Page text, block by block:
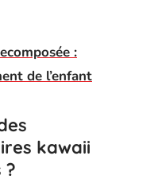
:
de l’enfant
kawaii
?